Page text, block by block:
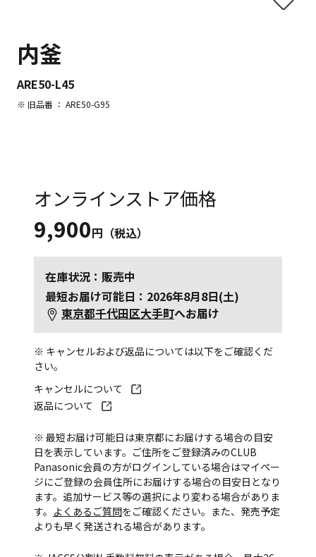
内釜
ARE50-L45
※ 旧品番 ： ARE50-G95
オンラインストア価格
9,900円（税込）
在庫状況：販売中
最短お届け可能日：2026年8月8日(土)
東京都千代田区大手町へお届け
※ キャンセルおよび返品については以下をご確認くだ
さい。
キャンセルについて
返品について
※ 最短お届け可能日は東京都にお届けする場合の目安
日を表示しています。ご住所をご登録済みのCLUB
Panasonic会員の方がログインしている場合はマイペー
ジにご登録の会員住所にお届けする場合の目安日となり
ます。追加サービス等の選択により変わる場合がありま
す。 よくあるご質問をご確認ください。また、発売予定
よりも早く発送される場合があります。